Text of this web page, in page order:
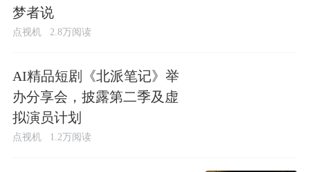
梦者说
点视机 2.8万阅读
AI精品短剧《北派笔记》举
办分享会，披露第二季及虚
拟演员计划
点视机 1.2万阅读